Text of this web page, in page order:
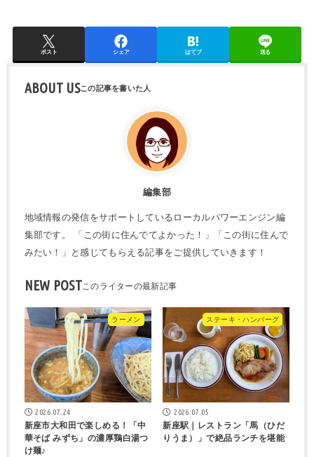
ポスト シェア はてブ 送る
ABOUT US
編集部
地域情報の発信をサポートしているローカルパワーエンジン編
集部です。 「この街に住んでてよかった！」「この街に住んで
みたい！」と感じてもらえる記事をご提供していきます！
NEW POST
ラーメン
2026.07.24
新座市大和田で楽しめる！「中
華そば みずち」の濃厚鶏白湯つ
け麺♪
ステーキ・ハンバーグ
2026.07.05
新座駅｜レストラン「馬（ひだ
りうま）」で絶品ランチを堪能